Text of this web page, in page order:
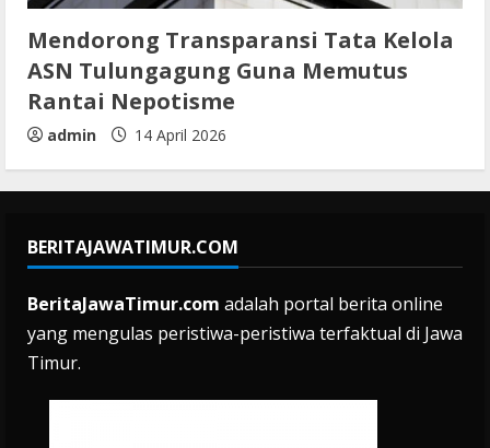
Mendorong Transparansi Tata Kelola
ASN Tulungagung Guna Memutus
Rantai Nepotisme
admin 14 April 2026
BERITAJAWATIMUR.COM
BeritaJawaTimur.com adalah portal berita online
yang mengulas peristiwa-peristiwa terfaktual di Jawa
Timur.